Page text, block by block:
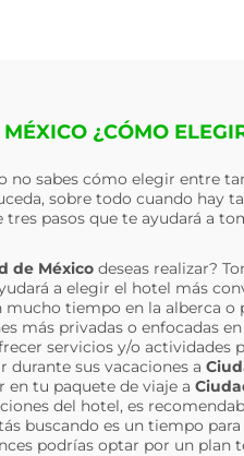
¿CÓMO
no sabes cómo elegir entre
sobre todo cuando hay
pasos que te ayudará a
de Méxicodeseas realizar?
a elegir el hotel más
mucho tiempo en la alberca o
más privadas o enfocadas
servicios y/o actividades
sus vacaciones a
tu paquete de viaje a
del hotel, es
buscando es un tiempo para
podrías optar por un plan